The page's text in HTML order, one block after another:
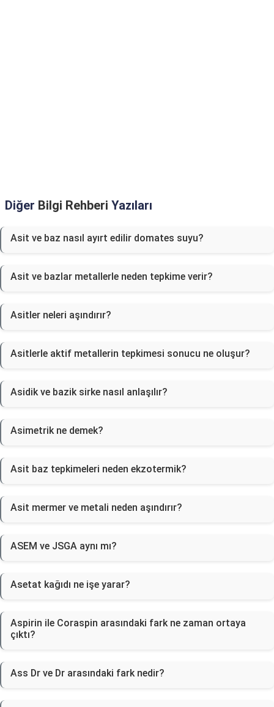
Diğer Bilgi Rehberi Yazıları
Asit ve baz nasıl ayırt edilir domates suyu?
Asit ve bazlar metallerle neden tepkime verir?
Asitler neleri aşındırır?
Asitlerle aktif metallerin tepkimesi sonucu ne oluşur?
Asidik ve bazik sirke nasıl anlaşılır?
Asimetrik ne demek?
Asit baz tepkimeleri neden ekzotermik?
Asit mermer ve metali neden aşındırır?
ASEM ve JSGA aynı mı?
Asetat kağıdı ne işe yarar?
Aspirin ile Coraspin arasındaki fark ne zaman ortaya
çıktı?
Ass Dr ve Dr arasındaki fark nedir?